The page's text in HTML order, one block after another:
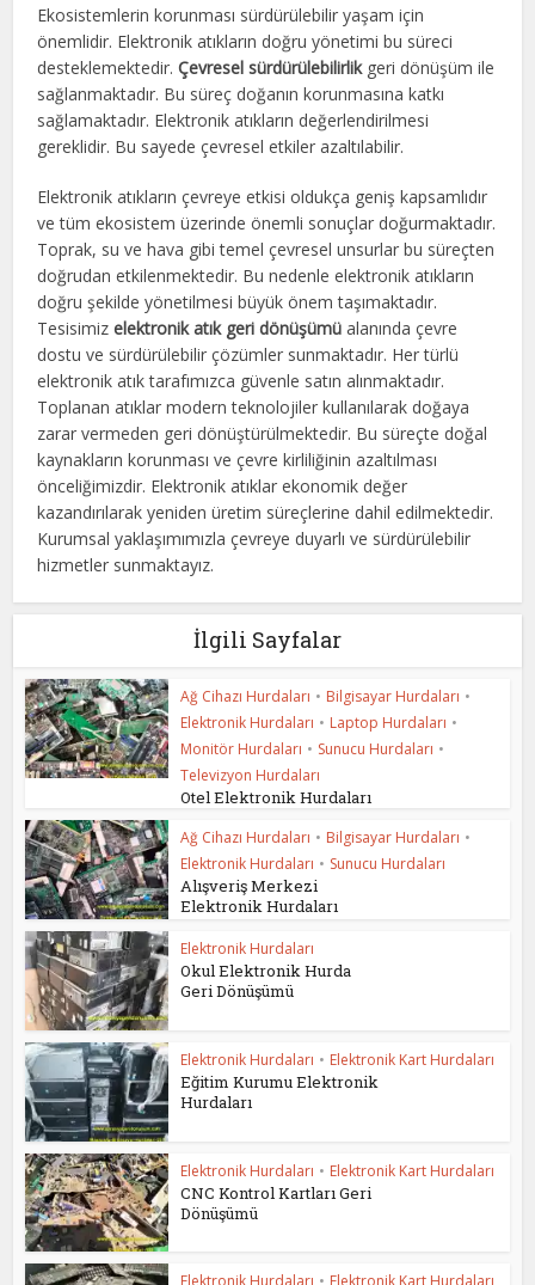
Ekosistemlerin korunması sürdürülebilir yaşam için
önemlidir. Elektronik atıkların doğru yönetimi bu süreci
desteklemektedir.Çevresel sürdürülebilirlikgeri dönüşüm ile
sağlanmaktadır. Bu süreç doğanın korunmasına katkı
sağlamaktadır. Elektronik atıkların değerlendirilmesi
gereklidir. Bu sayede çevresel etkiler azaltılabilir.
Elektronik atıkların çevreye etkisi oldukça geniş kapsamlıdır
ve tüm ekosistem üzerinde önemli sonuçlar doğurmaktadır.
Toprak, su ve hava gibi temel çevresel unsurlar bu süreçten
doğrudan etkilenmektedir. Bu nedenle elektronik atıkların
doğru şekilde yönetilmesi büyük önem taşımaktadır.
Tesisimizelektronik atık geri dönüşümü alanında çevre
dostu ve sürdürülebilir çözümler sunmaktadır. Her türlü
elektronik atık tarafımızca güvenle satın alınmaktadır.
Toplanan atıklar modern teknolojiler kullanılarak doğaya
zarar vermeden geri dönüştürülmektedir. Bu süreçte doğal
kaynakların korunması ve çevre kirliliğinin azaltılması
önceliğimizdir. Elektronik atıklar ekonomik değer
kazandırılarak yeniden üretim süreçlerine dahil edilmektedir.
Kurumsal yaklaşımımızla çevreye duyarlı ve sürdürülebilir
hizmetler sunmaktayız.
İlgili Sayfalar
Ağ Cihazı Hurdaları • Bilgisayar Hurdaları •
Elektronik Hurdaları • Laptop Hurdaları •
Monitör Hurdaları • Sunucu Hurdaları •
Televizyon Hurdaları
Otel Elektronik Hurdaları
Ağ Cihazı Hurdaları • Bilgisayar Hurdaları •
Elektronik Hurdaları • Sunucu Hurdaları
Alışveriş Merkezi
Elektronik Hurdaları
Elektronik Hurdaları
Okul Elektronik Hurda
Geri Dönüşümü
Elektronik Hurdaları • Elektronik Kart Hurdaları
Eğitim Kurumu Elektronik
Hurdaları
Elektronik Hurdaları • Elektronik Kart Hurdaları
CNC Kontrol Kartları Geri
Dönüşümü